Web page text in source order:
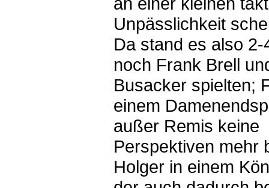
Unpässlichkeit
Da stand es also 2-
noch Frank Brell
Busacker spielten;
einem
außer Remis keine
Perspektiven mehr
Holger in einem